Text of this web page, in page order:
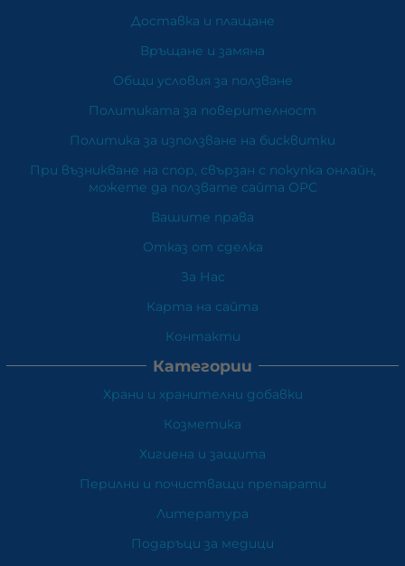
Доставка и плащане
Връщане и замяна
Общи условия за ползване
Политиката за поверителност
Политика за използване на бисквитки
При възникване на спор, свързан с покупка онлайн,
можете да ползвате сайта ОРС
Вашите права
Отказ от сделка
За Нас
Карта на сайта
Контакти
Категории
Храни и хранителни добавки
Козметика
Хигиена и защита
Перилни и почистващи препарати
Литература
Подаръци за медици